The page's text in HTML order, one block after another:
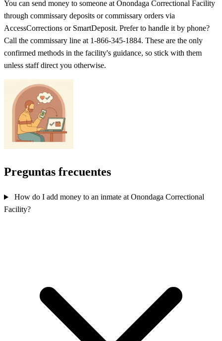
You can send money to someone at Onondaga Correctional Facility
through commissary deposits or commissary orders via
AccessCorrections or SmartDeposit. Prefer to handle it by phone?
Call the commissary line at 1-866-345-1884. These are the only
confirmed methods in the facility's guidance, so stick with them
unless staff direct you otherwise.
Preguntas frecuentes
How do I add money to an inmate at Onondaga Correctional
Facility?